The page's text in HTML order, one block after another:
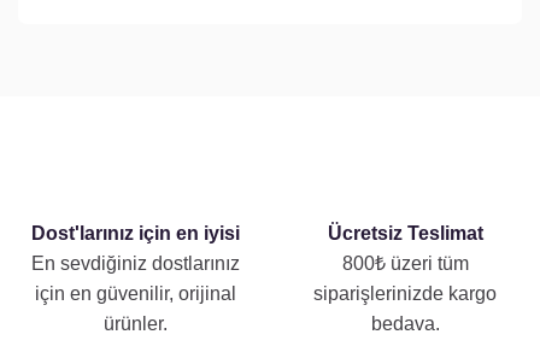
Dost'larınız için en iyisi
En sevdiğiniz dostlarınız
için en güvenilir, orijinal
ürünler.
Ücretsiz Teslimat
800₺ üzeri tüm
siparişlerinizde kargo
bedava.